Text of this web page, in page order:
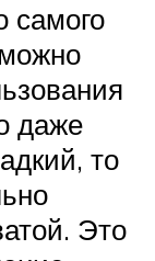
самого
даже
то
Это